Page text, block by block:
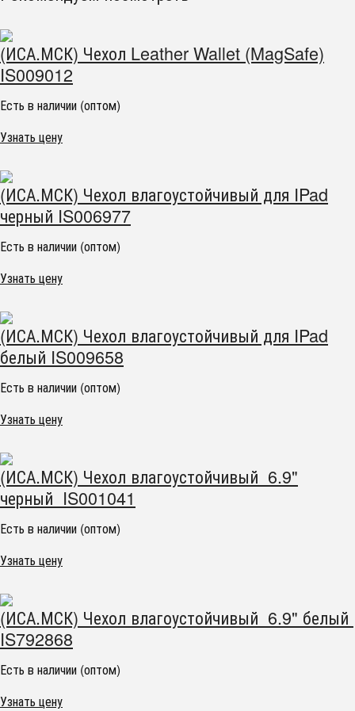
(ИСА.МСК) Чехол Leather Wallet (MagSafe)
IS009012
Есть в наличии (оптом)
Узнать цену
(ИСА.МСК) Чехол влагоустойчивый для IPad
черный IS006977
Есть в наличии (оптом)
Узнать цену
(ИСА.МСК) Чехол влагоустойчивый для IPad
белый IS009658
Есть в наличии (оптом)
Узнать цену
(ИСА.МСК) Чехол влагоустойчивый 6.9"
черный IS001041
Есть в наличии (оптом)
Узнать цену
(ИСА.МСК) Чехол влагоустойчивый 6.9" белый
IS792868
Есть в наличии (оптом)
Узнать цену